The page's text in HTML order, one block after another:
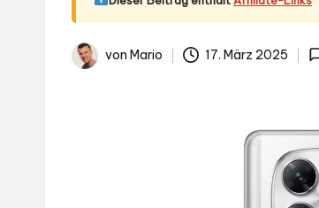
Gepostet
von Mario 17. März 2025